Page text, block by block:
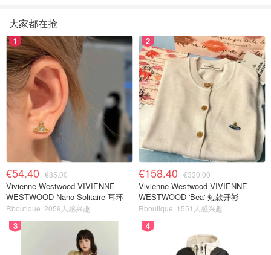
大家都在抢
1
€54.40 €85.00
Vivienne Westwood VIVIENNE
WESTWOOD Nano Solitaire 耳环
Rboutique 2059人感兴趣
2
€158.40 €330.00
Vivienne Westwood VIVIENNE
WESTWOOD 'Bea' 短款开衫
Rboutique 1551人感兴趣
3 4